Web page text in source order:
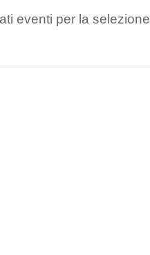
eventi per la selezione